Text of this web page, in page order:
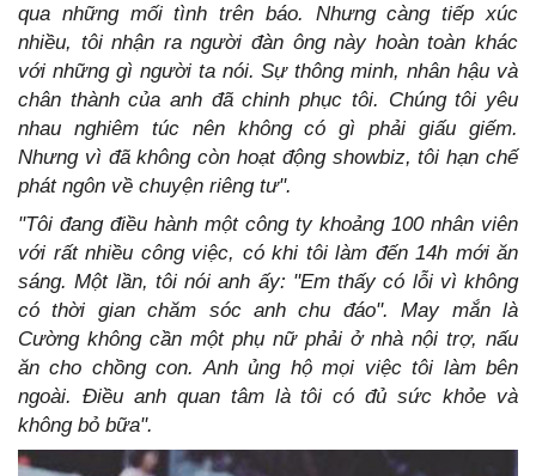
qua những mối tình trên báo. Nhưng càng tiếp xúc
nhiều, tôi nhận ra người đàn ông này hoàn toàn khác
với những gì người ta nói. Sự thông minh, nhân hậu và
chân thành của anh đã chinh phục tôi. Chúng tôi yêu
nhau nghiêm túc nên không có gì phải giấu giếm.
Nhưng vì đã không còn hoạt động showbiz, tôi hạn chế
phát ngôn về chuyện riêng tư".
"Tôi đang điều hành một công ty khoảng 100 nhân viên
với rất nhiều công việc, có khi tôi làm đến 14h mới ăn
sáng. Một lần, tôi nói anh ấy: "Em thấy có lỗi vì không
có thời gian chăm sóc anh chu đáo". May mắn là
Cường không cần một phụ nữ phải ở nhà nội trợ, nấu
ăn cho chồng con. Anh ủng hộ mọi việc tôi làm bên
ngoài. Điều anh quan tâm là tôi có đủ sức khỏe và
không bỏ bữa".